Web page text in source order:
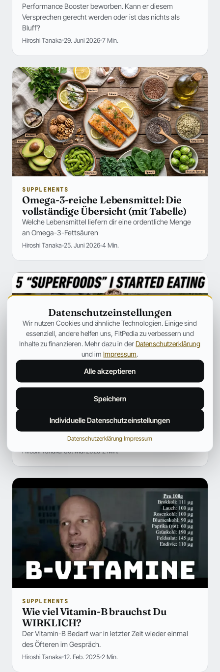
Performance Booster beworben. Kann er diesem
Versprechen gerecht werden oder ist das nichts als
Bluff?
Hiroshi Tanaka 29. Juni 2026 7 Min.
SUPPLEMENTS
Omega-3-reiche Lebensmittel: Die
vollständige Übersicht (mit Tabelle)
Welche Lebensmittel liefern dir eine ordentliche Menge
an Omega-3-Fettsäuren
Hiroshi Tanaka 25. Juni 2026 4 Min.
Top 5 – Sind DAS die neuen
Superfoods?
Längerem ein regelrechter Hype.
Hiroshi Tanaka 30. Mai 2025 2 Min.
SUPPLEMENTS
Wie viel Vitamin-B brauchst Du
WIRKLICH?
Der Vitamin-B Bedarf war in letzter Zeit wieder einmal
des Öfteren im Gespräch.
Hiroshi Tanaka 12. Feb. 2025 2 Min.
Datenschutzeinstellungen
Wir nutzen Cookies und ähnliche Technologien. Einige sind
essenziell, andere helfen uns, FitPedia zu verbessern und
Inhalte zu finanzieren. Mehr dazu in der Datenschutzerklärung
und im Impressum
Alle akzeptieren
Speichern
Individuelle Datenschutzeinstellungen
Datenschutzerklärung·Impressum